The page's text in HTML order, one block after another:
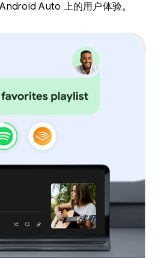
Auto 上的用户体验。